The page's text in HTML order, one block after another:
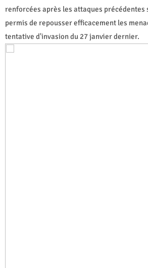
renforcées après les attaques précédentes
permis de repousser efficacement les
tentative d'invasion du 27 janvier dernier.